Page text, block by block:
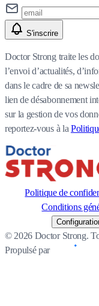
S'inscrire
Doctor Strong traite les
l’envoi d’actualités,
dans le cadre de sa
lien de désabonnement
sur la gestion de vos
reportez-vous à la
Politique de
Conditions
© 2026 Doctor Strong.
Propulsé par